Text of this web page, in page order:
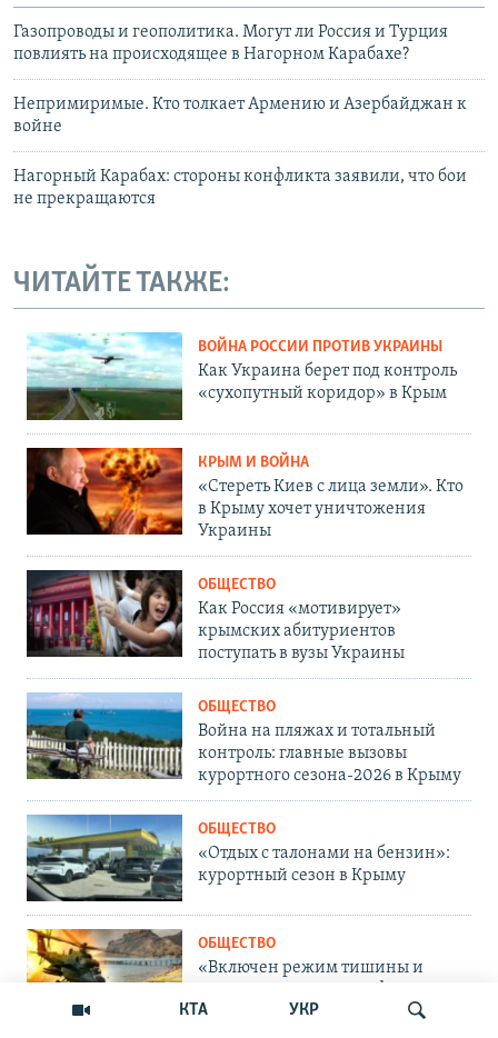
КТА УКР
Газопроводы и геополитика. Могут ли Россия и Турция
повлиять на происходящее в Нагорном Карабахе?
Непримиримые. Кто толкает Армению и Азербайджан к
войне
Нагорный Карабах: стороны конфликта заявили, что бои
не прекращаются
ЧИТАЙТЕ ТАКЖЕ:
ВОЙНА РОССИИ ПРОТИВ УКРАИНЫ
Как Украина берет под контроль
«сухопутный коридор» в Крым
КРЫМ И ВОЙНА
«Стереть Киев с лица земли». Кто
в Крыму хочет уничтожения
Украины
ОБЩЕСТВО
Как Россия «мотивирует»
крымских абитуриентов
поступать в вузы Украины
ОБЩЕСТВО
Война на пляжах и тотальный
контроль: главные вызовы
курортного сезона-2026 в Крыму
ОБЩЕСТВО
«Отдых с талонами на бензин»:
курортный сезон в Крыму
ОБЩЕСТВО
«Включен режим тишины и
Крыму без интернета и бензина